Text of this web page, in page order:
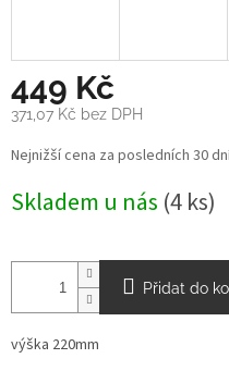
449 Kč
371,07 Kč bez DPH
Měrná
cena:
Nejnižší cena za posledních 30
Skladem u nás (4 ks)
Přidat do
výška 220mm